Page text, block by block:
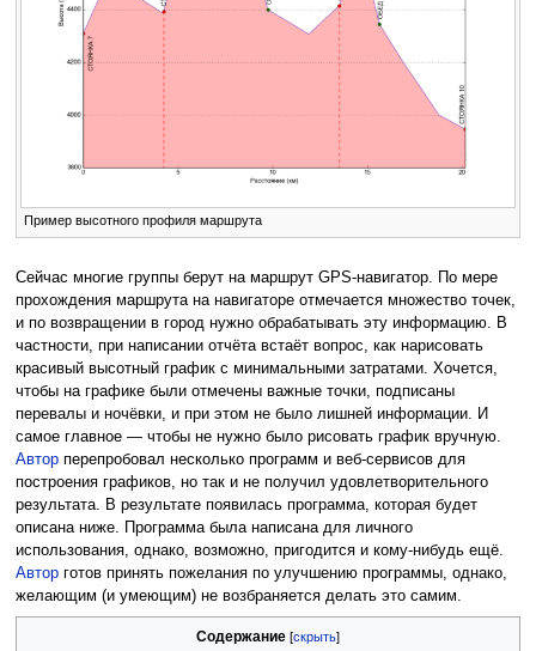
Пример высотного профиля маршрута
Сейчас многие группы берут на маршрут GPS-навигатор. По мере
прохождения маршрута на навигаторе отмечается множество точек,
и по возвращении в город нужно обрабатывать эту информацию. В
частности, при написании отчёта встаёт вопрос, как нарисовать
красивый высотный график с минимальными затратами. Хочется,
чтобы на графике были отмечены важные точки, подписаны
перевалы и ночёвки, и при этом не было лишней информации. И
самое главное — чтобы не нужно было рисовать график вручную.
Авторперепробовал несколько программ и веб-сервисов для
построения графиков, но так и не получил удовлетворительного
результата. В результате появилась программа, которая будет
описана ниже. Программа была написана для личного
использования, однако, возможно, пригодится и кому-нибудь ещё.
Авторготов принять пожелания по улучшению программы, однако,
желающим (и умеющим) не возбраняется делать это самим.
Содержание